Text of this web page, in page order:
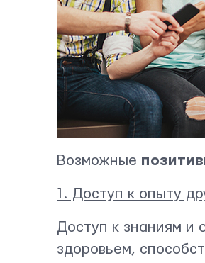
Возможные
1. Доступ к опыту
Доступ к знаниям и
здоровьем,
вам ответим в течении 24 часов.